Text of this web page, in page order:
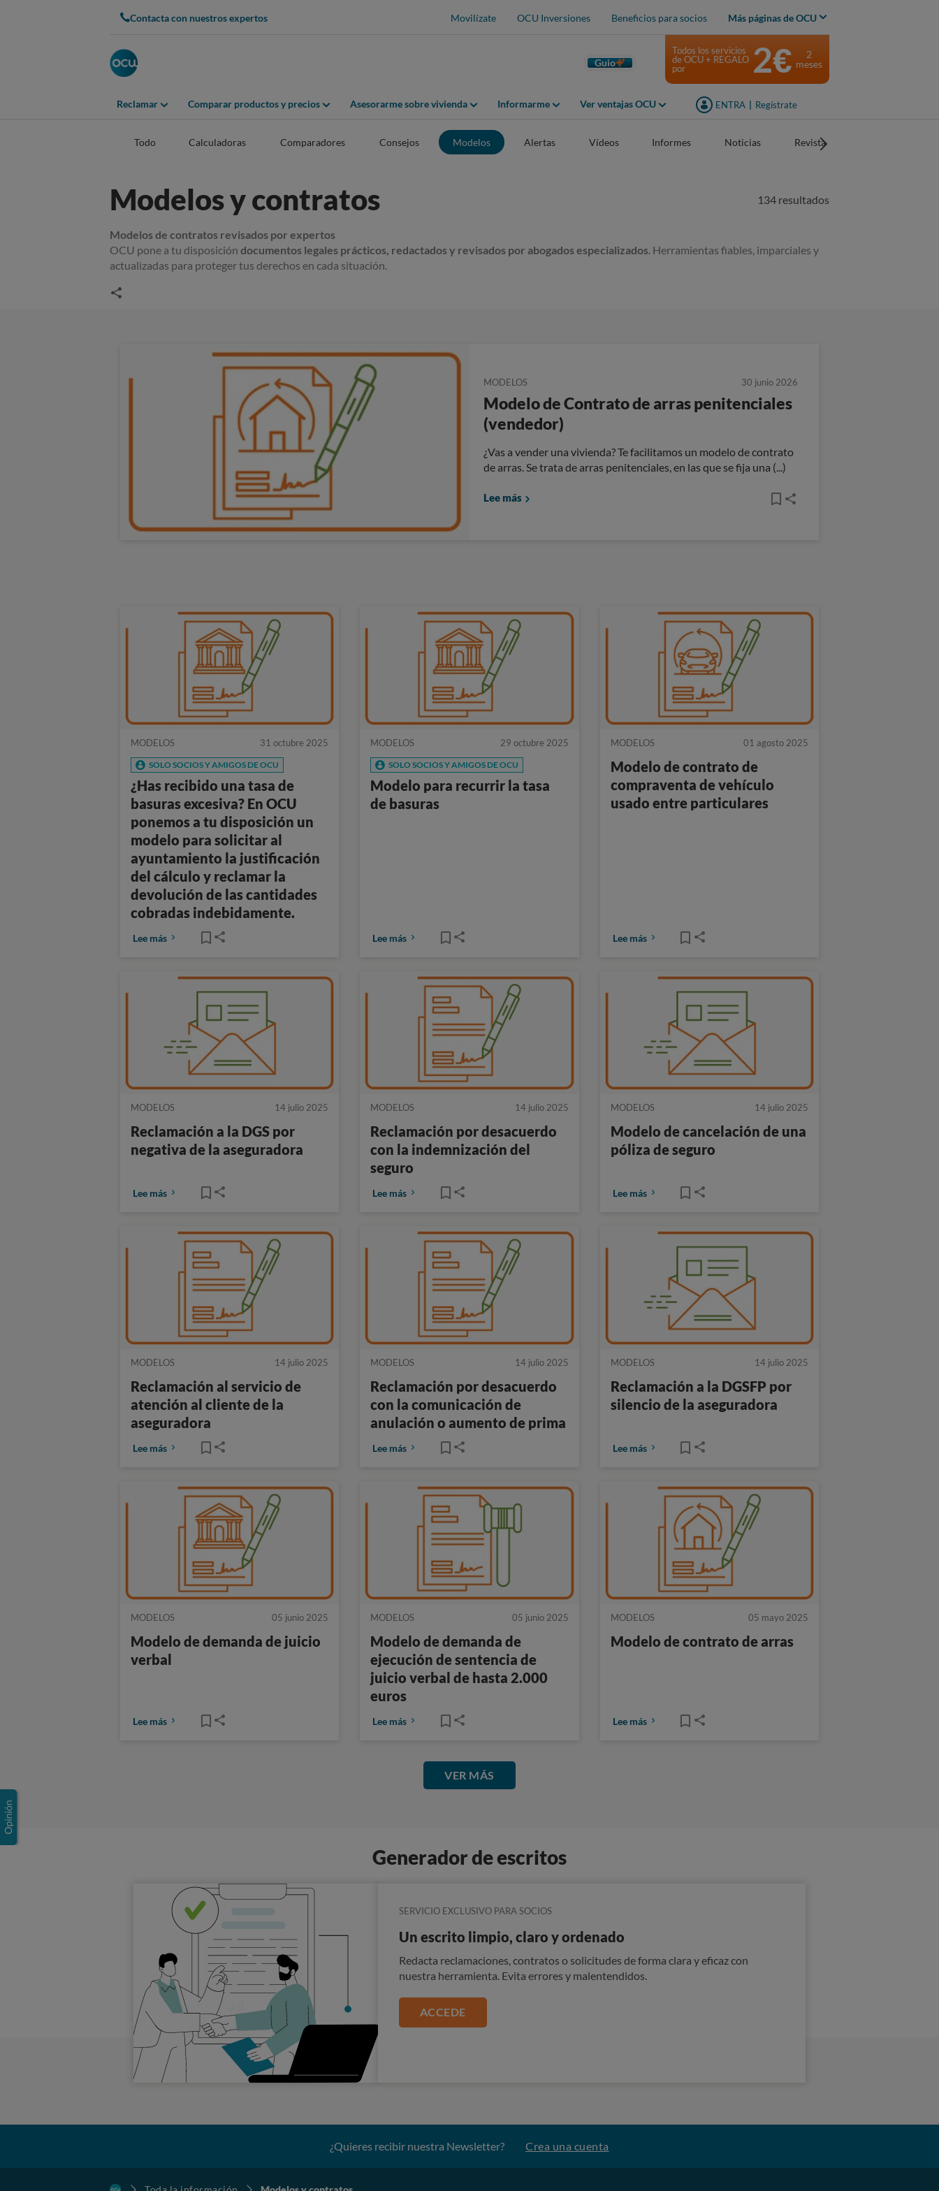
Contacta con nuestros expertos Movilízate OCU Inversiones Beneficios para socios Más páginas de OCU
Guio
Reclamar Comparar productos y precios Asesorarme sobre vivienda Informarme Ver ventajas OCU ENTRA Regístrate
Todos los servicios
de OCU + REGALO
por
2€
2
meses
Todo Calculadoras Comparadores Consejos Modelos Alertas Vídeos Informes Noticias Revistas
Modelos y contratos 134 resultados
Modelos de contratos revisados por expertos
OCU pone a tu disposición documentos legales prácticos, redactados y revisados por abogados especializados. Herramientas fiables, imparciales y
actualizadas para proteger tus derechos en cada situación.
MODELOS 30 junio 2026
Modelo de Contrato de arras penitenciales
(vendedor)
¿Vas a vender una vivienda? Te facilitamos un modelo de contrato
de arras. Se trata de arras penitenciales, en las que se fija una (...)
Lee más
MODELOS 31 octubre 2025
SOLO SOCIOS Y AMIGOS DE OCU
¿Has recibido una tasa de
basuras excesiva? En OCU
ponemos a tu disposición un
modelo para solicitar al
ayuntamiento la justificación
del cálculo y reclamar la
devolución de las cantidades
cobradas indebidamente.
Lee más
MODELOS 29 octubre 2025
SOLO SOCIOS Y AMIGOS DE OCU
Modelo para recurrir la tasa
de basuras
Lee más
MODELOS 01 agosto 2025
Modelo de contrato de
compraventa de vehículo
usado entre particulares
Lee más
MODELOS 14 julio 2025
Reclamación a la DGS por
negativa de la aseguradora
Lee más
MODELOS 14 julio 2025
Reclamación por desacuerdo
con la indemnización del
seguro
Lee más
MODELOS 14 julio 2025
Modelo de cancelación de una
póliza de seguro
Lee más
MODELOS 14 julio 2025
Reclamación al servicio de
atención al cliente de la
aseguradora
Lee más
MODELOS 14 julio 2025
Reclamación por desacuerdo
con la comunicación de
anulación o aumento de prima
Lee más
MODELOS 14 julio 2025
Reclamación a la DGSFP por
silencio de la aseguradora
Lee más
MODELOS 05 junio 2025
Modelo de demanda de juicio
verbal
Lee más
MODELOS 05 junio 2025
Modelo de demanda de
ejecución de sentencia de
juicio verbal de hasta 2.000
euros
Lee más
MODELOS 05 mayo 2025
Modelo de contrato de arras
Lee más
VER MÁS
Generador de escritos
SERVICIO EXCLUSIVO PARA SOCIOS
Un escrito limpio, claro y ordenado
Redacta reclamaciones, contratos o solicitudes de forma clara y eficaz con
nuestra herramienta. Evita errores y malentendidos.
ACCEDE
¿Quieres recibir nuestra Newsletter? Crea una cuenta